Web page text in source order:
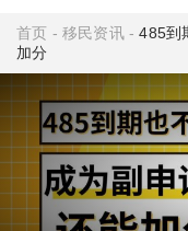
首页 -移民资讯-485到
加分